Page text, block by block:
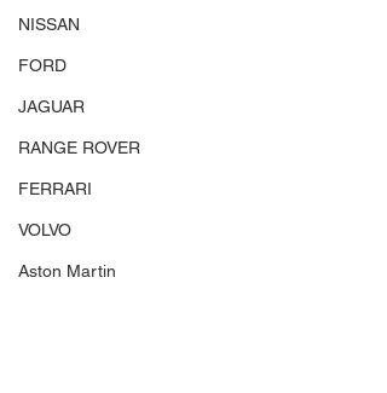
NISSAN
FORD
JAGUAR
RANGE ROVER
FERRARI
VOLVO
Aston Martin